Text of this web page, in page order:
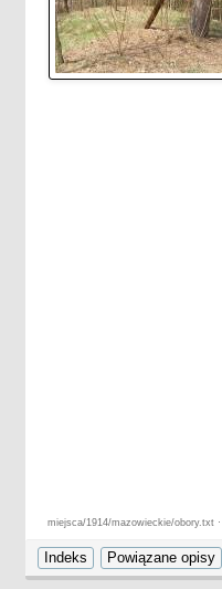
miejsca/1914/mazowieckie/obory.txt